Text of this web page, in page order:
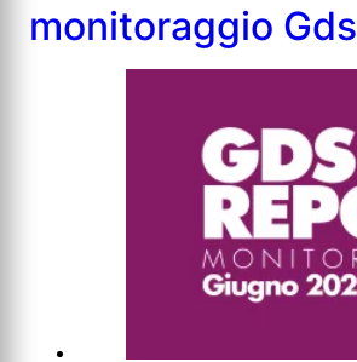
monitoraggio Gds